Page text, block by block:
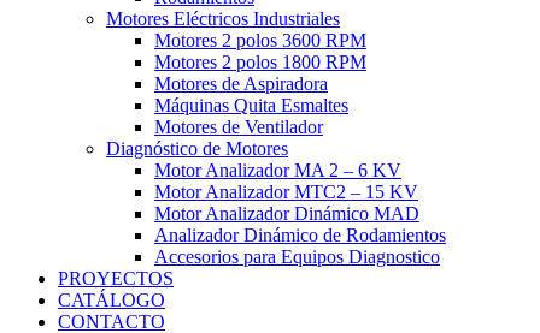
Motores Eléctricos Industriales
Motores 2 polos 3600 RPM
Motores 2 polos 1800 RPM
Motores de Aspiradora
Máquinas Quita Esmaltes
Motores de Ventilador
Diagnóstico de Motores
Motor Analizador MA 2 – 6 KV
Motor Analizador MTC2 – 15 KV
Motor Analizador Dinámico MAD
Analizador Dinámico de Rodamientos
Accesorios para Equipos Diagnostico
PROYECTOS
CATÁLOGO
CONTACTO